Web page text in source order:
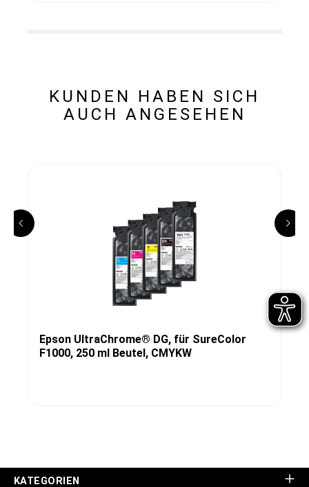
KUNDEN HABEN SICH
AUCH ANGESEHEN
Epson UltraChrome® DG, für SureColor
F1000, 250 ml Beutel, CMYKW
KATEGORIEN